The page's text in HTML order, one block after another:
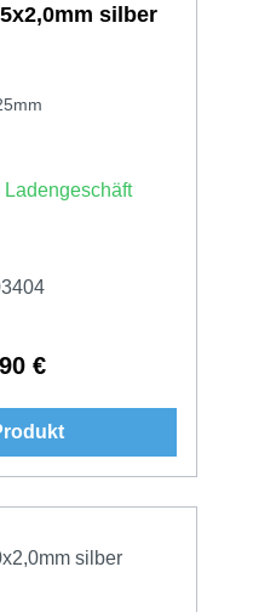
silber
Ladengeschäft
Preis:
€